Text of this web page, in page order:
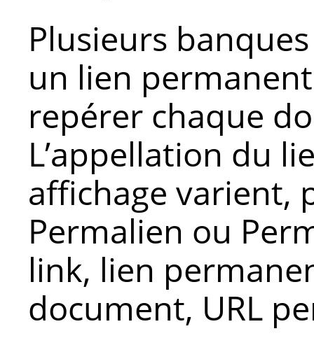
Plusieurs
un lien
repérer chaque
L’appellation du
affichage varient,
Permalien ou
link, lien
document, URL